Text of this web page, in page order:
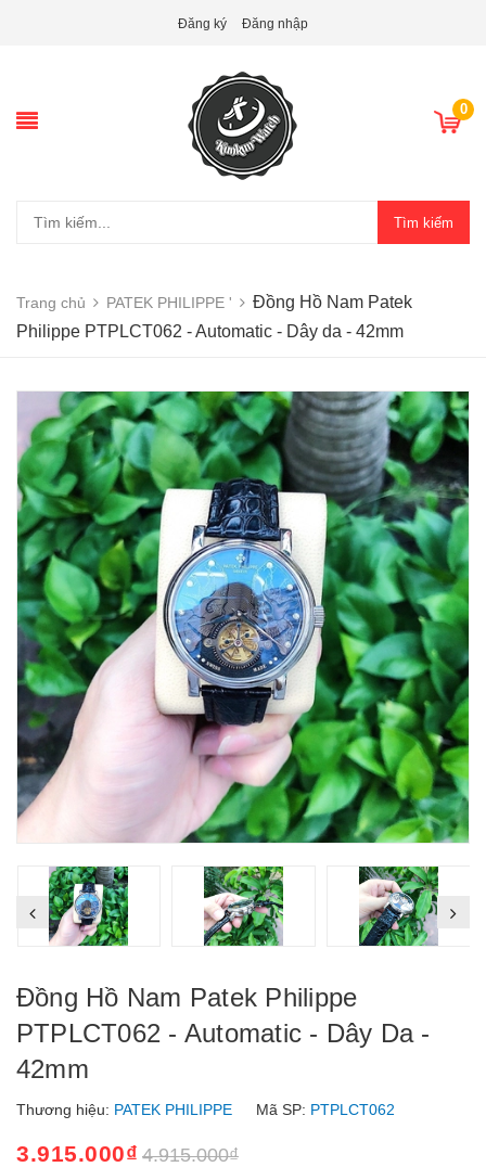
Đăng ký Đăng nhập
0
Tìm kiếm
Trang chủ PATEK PHILIPPE '
Đồng Hồ Nam Patek
Philippe PTPLCT062 - Automatic - Dây da - 42mm
Đồng Hồ Nam Patek Philippe
PTPLCT062 - Automatic - Dây Da -
42mm
Thương hiệu: PATEK PHILIPPE Mã SP: PTPLCT062
3.915.000₫ 4.915.000₫